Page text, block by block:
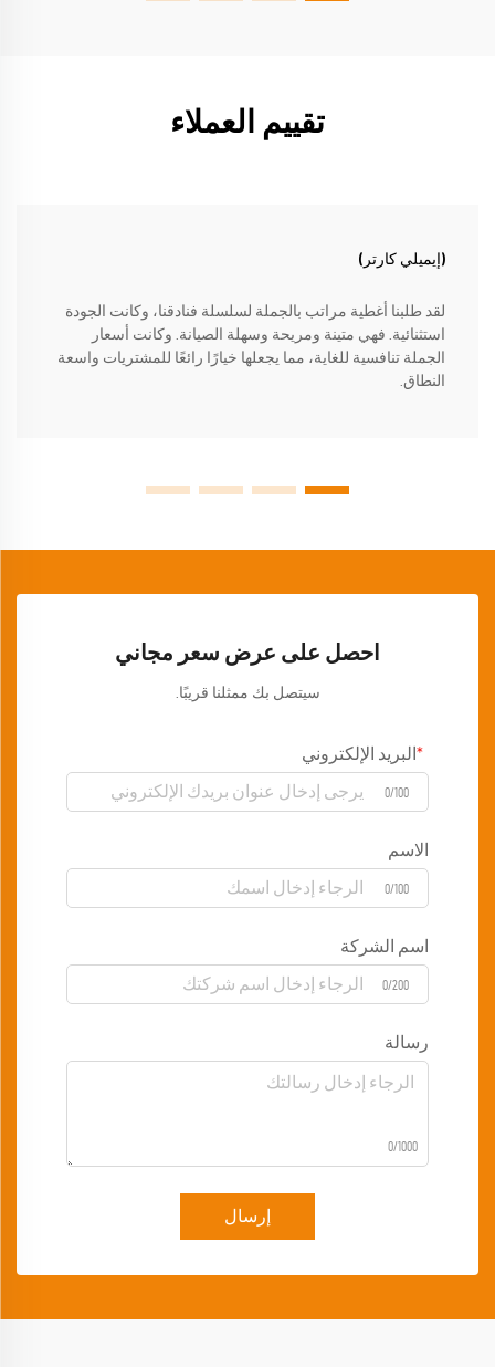
تقييم العملاء
(إيميلي كارتر)
لقد طلبنا أغطية مراتب بالجملة لسلسلة فنادقنا، وكانت الجودة
استثنائية. فهي متينة ومريحة وسهلة الصيانة. وكانت أسعار
الجملة تنافسية للغاية، مما يجعلها خيارًا رائعًا للمشتريات واسعة
النطاق.
احصل على عرض سعر مجاني
سيتصل بك ممثلنا قريبًا.
البريد الإلكتروني
0/100
الاسم
0/100
اسم الشركة
0/200
رسالة
0/1000
إرسال